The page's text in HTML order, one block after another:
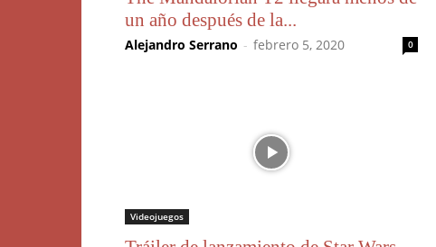
un año después de la...
Alejandro Serrano - febrero 5, 2020 0
Videojuegos